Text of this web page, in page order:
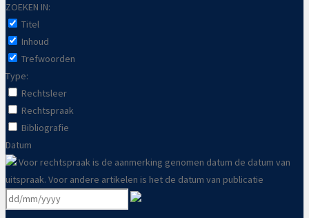
ZOEKEN IN:
Titel
Inhoud
Trefwoorden
Type:
Rechtsleer
Rechtspraak
Bibliografie
Datum
Voor rechtspraak is de aanmerking genomen datum de datum van
uitspraak. Voor andere artikelen is het de datum van publicatie